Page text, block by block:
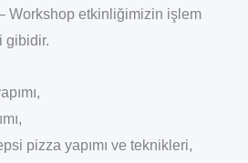
Workshop etkinliğimizin işlem
gibidir.
pizza yapımı ve teknikleri,